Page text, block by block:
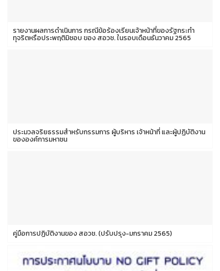
รายงานผลการดำเนินการ กรณีข้อร้องเรียนเจ้าหน้าที่ของรัฐกระทำ
ทุจริตหรือประพฤติมิชอบ ของ สอวช. ในรอบเดือนธันวาคม 2565
ประมวลจริยธรรมสำหรับกรรมการ ผู้บริหาร เจ้าหน้าที่ และผู้ปฏิบัติงาน
ขององค์การมหาชน
คู่มือการปฏิบัติงานของ สอวช. (ปรับปรุง-มกราคม 2565)